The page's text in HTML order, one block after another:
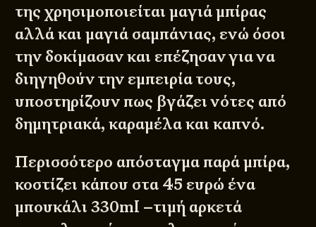
της χρησιμοποιείται μαγιά μπίρας
αλλά και μαγιά σαμπάνιας, ενώ όσοι
την δοκίμασαν και επέζησαν για να
διηγηθούν την εμπειρία τους,
υποστηρίζουν πως βγάζει νότες από
δημητριακά, καραμέλα και καπνό.
Περισσότερο απόσταγμα παρά μπίρα,
κοστίζει κάπου στα 45 ευρώ ένα
μπουκάλι 330ml –τιμή αρκετά